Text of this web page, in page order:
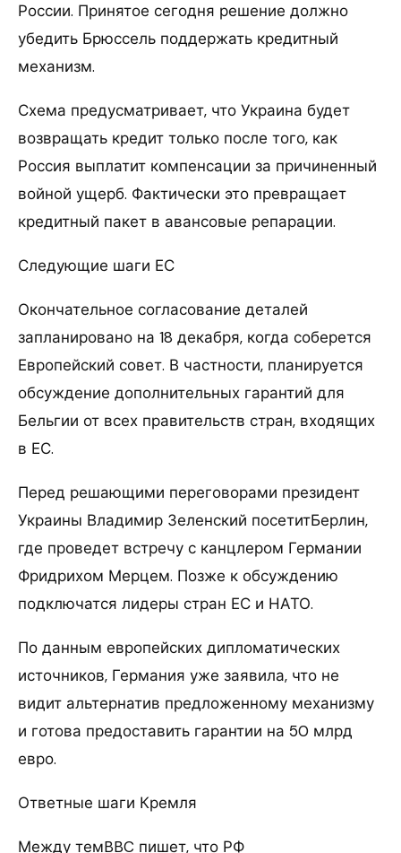
России. Принятое сегодня решение должно
убедить Брюссель поддержать кредитный
механизм.
Схема предусматривает, что Украина будет
возвращать кредит только после того, как
Россия выплатит компенсации за причиненный
войной ущерб. Фактически это превращает
кредитный пакет в авансовые репарации.
Следующие шаги ЕС
Окончательное согласование деталей
запланировано на 18 декабря, когда соберется
Европейский совет. В частности, планируется
обсуждение дополнительных гарантий для
Бельгии от всех правительств стран, входящих
в ЕС.
Перед решающими переговорами президент
Украины Владимир Зеленский посетитБерлин,
где проведет встречу с канцлером Германии
Фридрихом Мерцем. Позже к обсуждению
подключатся лидеры стран ЕС и НАТО.
По данным европейских дипломатических
источников, Германия уже заявила, что не
видит альтернатив предложенному механизму
и готова предоставить гарантии на 50 млрд
евро.
Ответные шаги Кремля
Между темBBC пишет, что РФ